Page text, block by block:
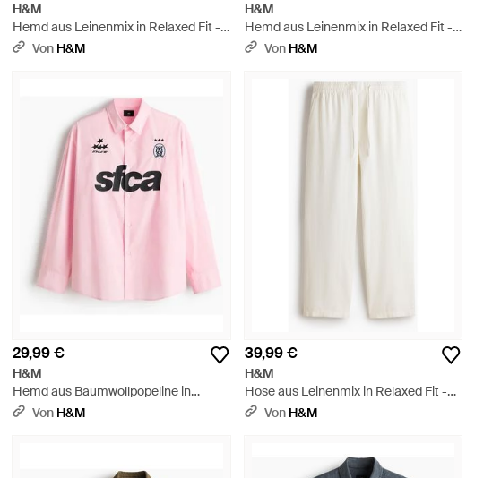
H&M
Hemd aus Leinenmix in Relaxed Fit -
PinkVon H&M
H&M
Hemd aus Leinenmix in Relaxed Fit -
Braun
Von H&M
29,99 €
H&M
Hemd aus Baumwollpopeline in
Relaxed Fit - Pink
Von H&M
39,99 €
H&M
Hose aus Leinenmix in Relaxed Fit -
WeißVon H&M